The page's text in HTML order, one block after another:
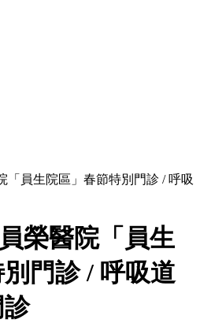
「員生院區」春節特別門診 / 呼吸
榮醫院「員生
門診 / 呼吸道